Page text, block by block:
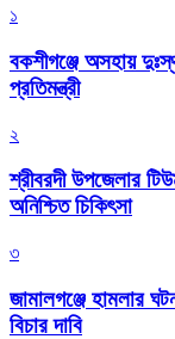
১
বকশীগঞ্জে অসহায়
প্রতিমন্ত্রী
২
শ্রীবরদী উপজেলার
অনিশ্চিত চিকিৎসা
৩
জামালগঞ্জে হামলার
বিচার দাবি